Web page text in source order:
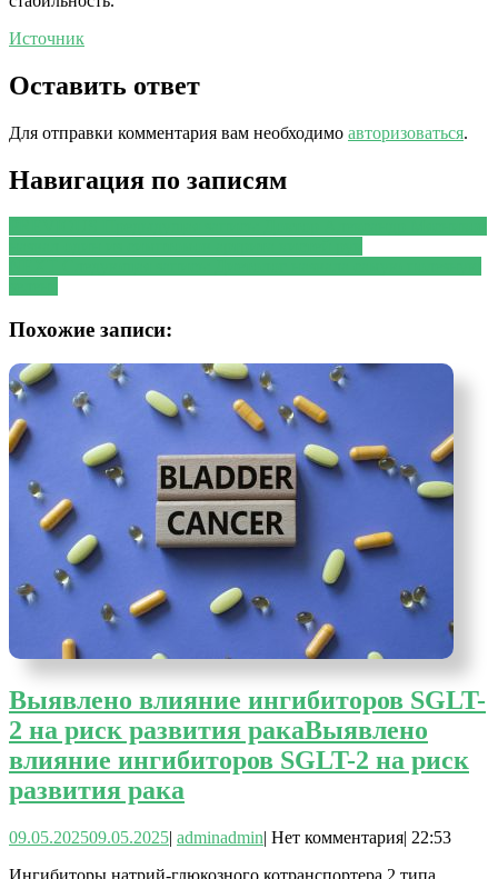
Источник
Оставить ответ
Для отправки комментария вам необходимо авторизоваться.
Навигация по записям
Похожие записи:
Выявлено влияние ингибиторов SGLT-
2 на риск развития ракаВыявлено
влияние ингибиторов SGLT-2 на риск
развития рака
09.05.202509.05.2025| adminadmin| Нет комментария| 22:53
Ингибиторы натрий-глюкозного котранспортера 2 типа